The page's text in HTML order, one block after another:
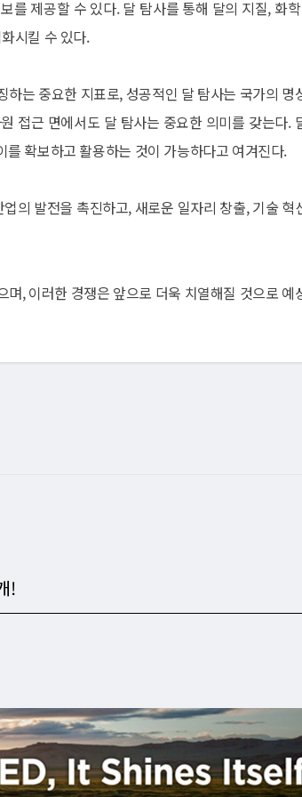
를 제공할 수 있다. 달 탐사를 통해 달의 지질, 화
시킬 수 있다.
는 중요한 지표로, 성공적인 달 탐사는 국가의 명
접근 면에서도 달 탐사는 중요한 의미를 갖는다.
확보하고 활용하는 것이 가능하다고 여겨진다.
의 발전을 촉진하고, 새로운 일자리 창출, 기술 혁
, 이러한 경쟁은 앞으로 더욱 치열해질 것으로 예
!